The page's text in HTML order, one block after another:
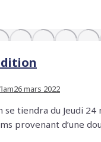
26 mars 2022
tiendra du Jeudi
provenant d’une